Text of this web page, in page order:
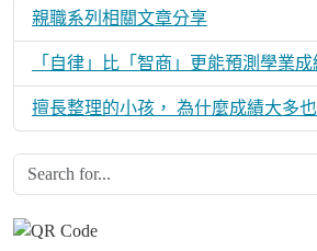
親職系列相關文章分享
「自律」比「智商」更能預測學業成
擅長整理的小孩， 為什麼成績大多